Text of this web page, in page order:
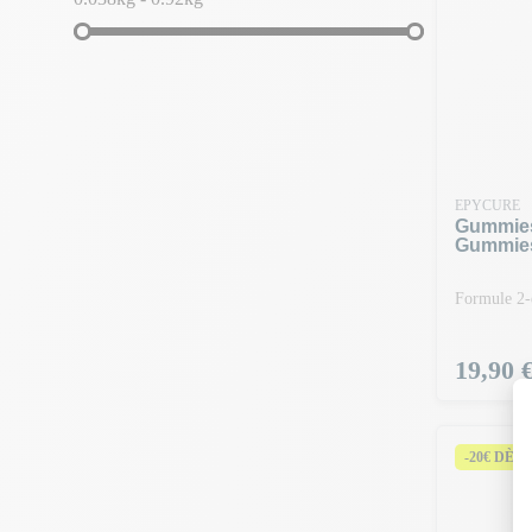
EPYCURE
Formule 2-
Prix
19,90
-20€ DÈS